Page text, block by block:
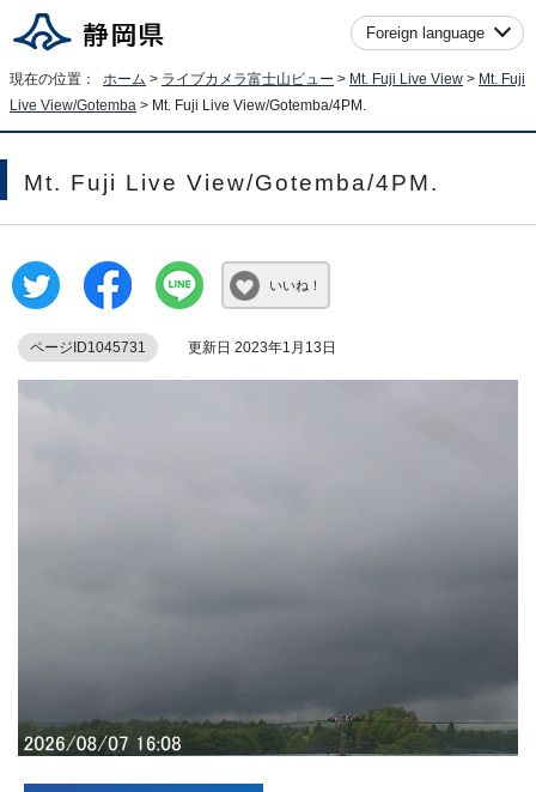
Foreign language
現在の位置： ホーム > ライブカメラ富士山ビュー > Mt. Fuji Live View > Mt. Fuji
Live View/Gotemba > Mt. Fuji Live View/Gotemba/4PM.
Mt. Fuji Live View/Gotemba/4PM.
いいね！
ページID1045731 更新日 2023年1月13日